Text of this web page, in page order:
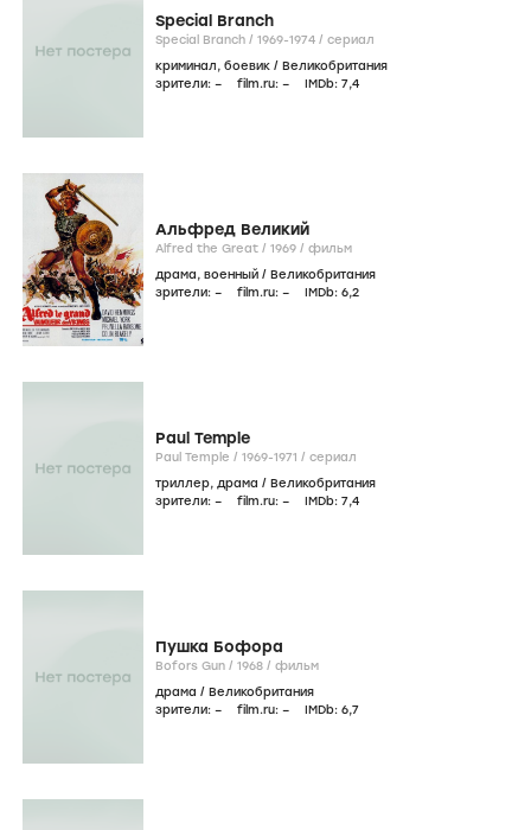
Special Branch
Special Branch / 1969-1974 / сериал
криминал, боевик / Великобритания
зрители: – film.ru: – IMDb: 7,4
Альфред Великий
Alfred the Great / 1969 / фильм
драма, военный / Великобритания
зрители: – film.ru: – IMDb: 6,2
Paul Temple
Paul Temple / 1969-1971 / сериал
триллер, драма / Великобритания
зрители: – film.ru: – IMDb: 7,4
Пушка Бофора
Bofors Gun / 1968 / фильм
драма / Великобритания
зрители: – film.ru: – IMDb: 6,7